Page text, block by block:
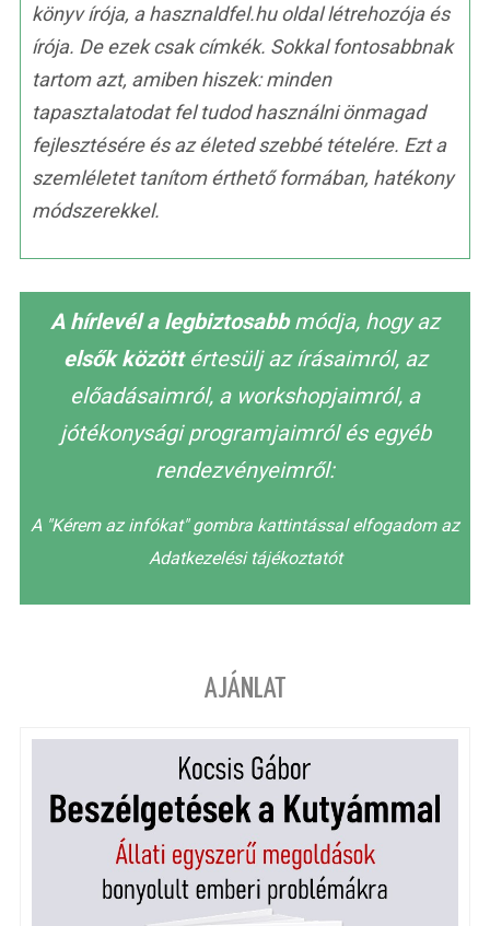
könyv írója, a hasznaldfel.hu oldal létrehozója és
írója. De ezek csak címkék. Sokkal fontosabbnak
tartom azt, amiben hiszek: minden
tapasztalatodat fel tudod használni önmagad
fejlesztésére és az életed szebbé tételére. Ezt a
szemléletet tanítom érthető formában, hatékony
módszerekkel.
A hírlevél a legbiztosabbmódja, hogy az
elsők közöttértesülj az írásaimról, az
előadásaimról, a workshopjaimról, a
jótékonysági programjaimról és egyéb
rendezvényeimről:
A "Kérem az infókat" gombra kattintással elfogadom az
Adatkezelési tájékoztatót
AJÁNLAT